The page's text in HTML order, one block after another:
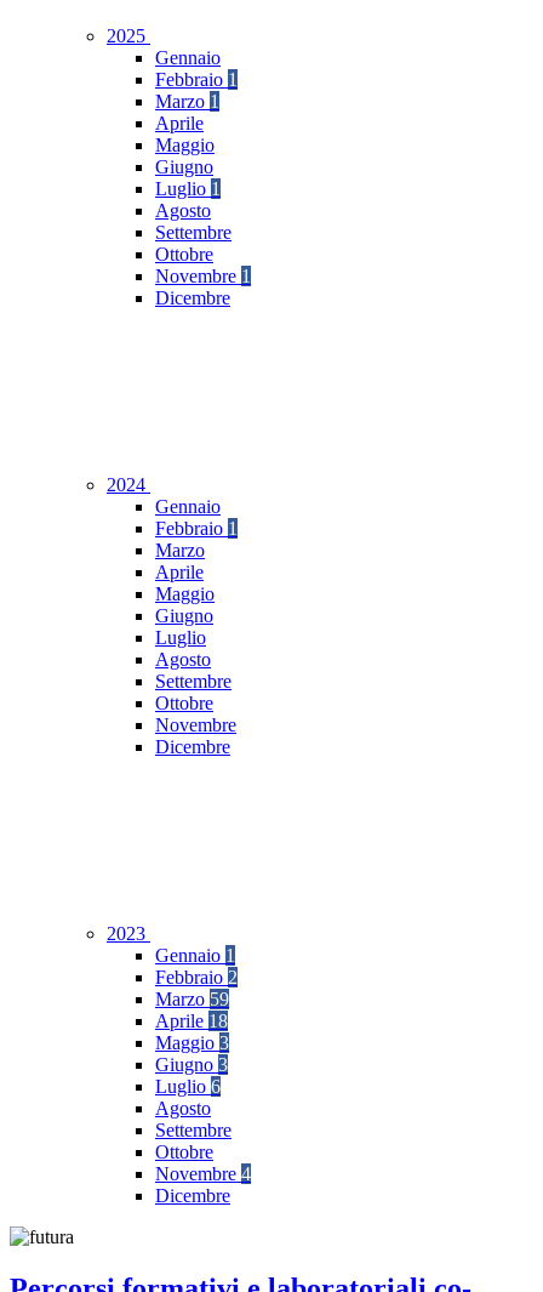
2025
Gennaio
Febbraio 1
Marzo 1
Aprile
Maggio
Giugno
Luglio 1
Agosto
Settembre
Ottobre
Novembre 1
Dicembre
2024
Gennaio
Febbraio 1
Marzo
Aprile
Maggio
Giugno
Luglio
Agosto
Settembre
Ottobre
Novembre
Dicembre
2023
Gennaio 1
Febbraio 2
Marzo 59
Aprile 18
Maggio 3
Giugno 3
Luglio 6
Agosto
Settembre
Ottobre
Novembre 4
Dicembre